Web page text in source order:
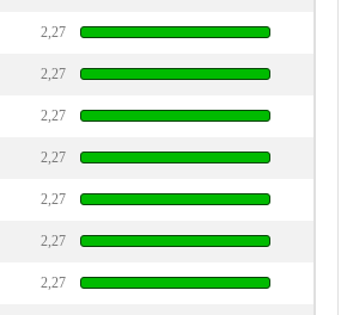
2,27
2,27
2,27
2,27
2,27
2,27
2,27